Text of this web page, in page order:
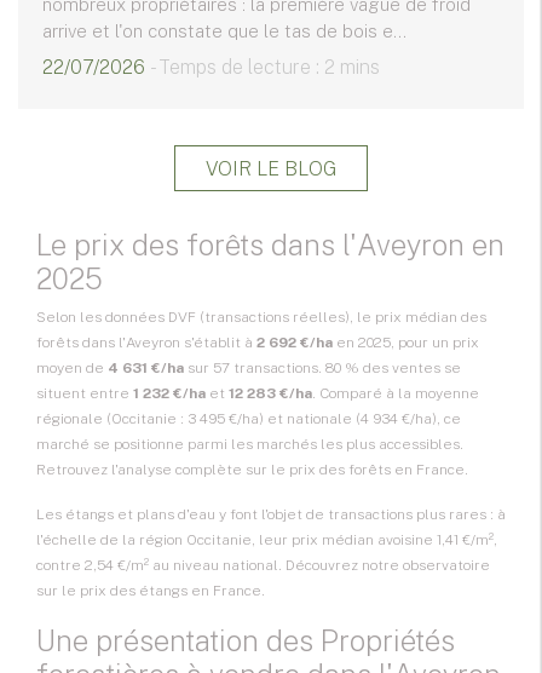
nombreux propriétaires : la première vague de froid
arrive et l'on constate que le tas de bois e...
22/07/2026 - Temps de lecture : 2 mins
VOIR LE BLOG
Le prix des forêts dans l'Aveyron en
2025
Selon les données DVF (transactions réelles), le prix médian des
forêts dans l'Aveyron s'établit à 2 692 €/ha en 2025, pour un prix
moyen de 4 631 €/ha sur 57 transactions. 80 % des ventes se
situent entre 1 232 €/ha et 12 283 €/ha. Comparé à la moyenne
régionale (Occitanie : 3 495 €/ha) et nationale (4 934 €/ha), ce
marché se positionne parmi les marchés les plus accessibles.
Retrouvez l'analyse complète sur le prix des forêts en France.
Les étangs et plans d'eau y font l'objet de transactions plus rares : à
l'échelle de la région Occitanie, leur prix médian avoisine 1,41 €/m²,
contre 2,54 €/m² au niveau national. Découvrez notre observatoire
sur le prix des étangs en France.
Une présentation des Propriétés